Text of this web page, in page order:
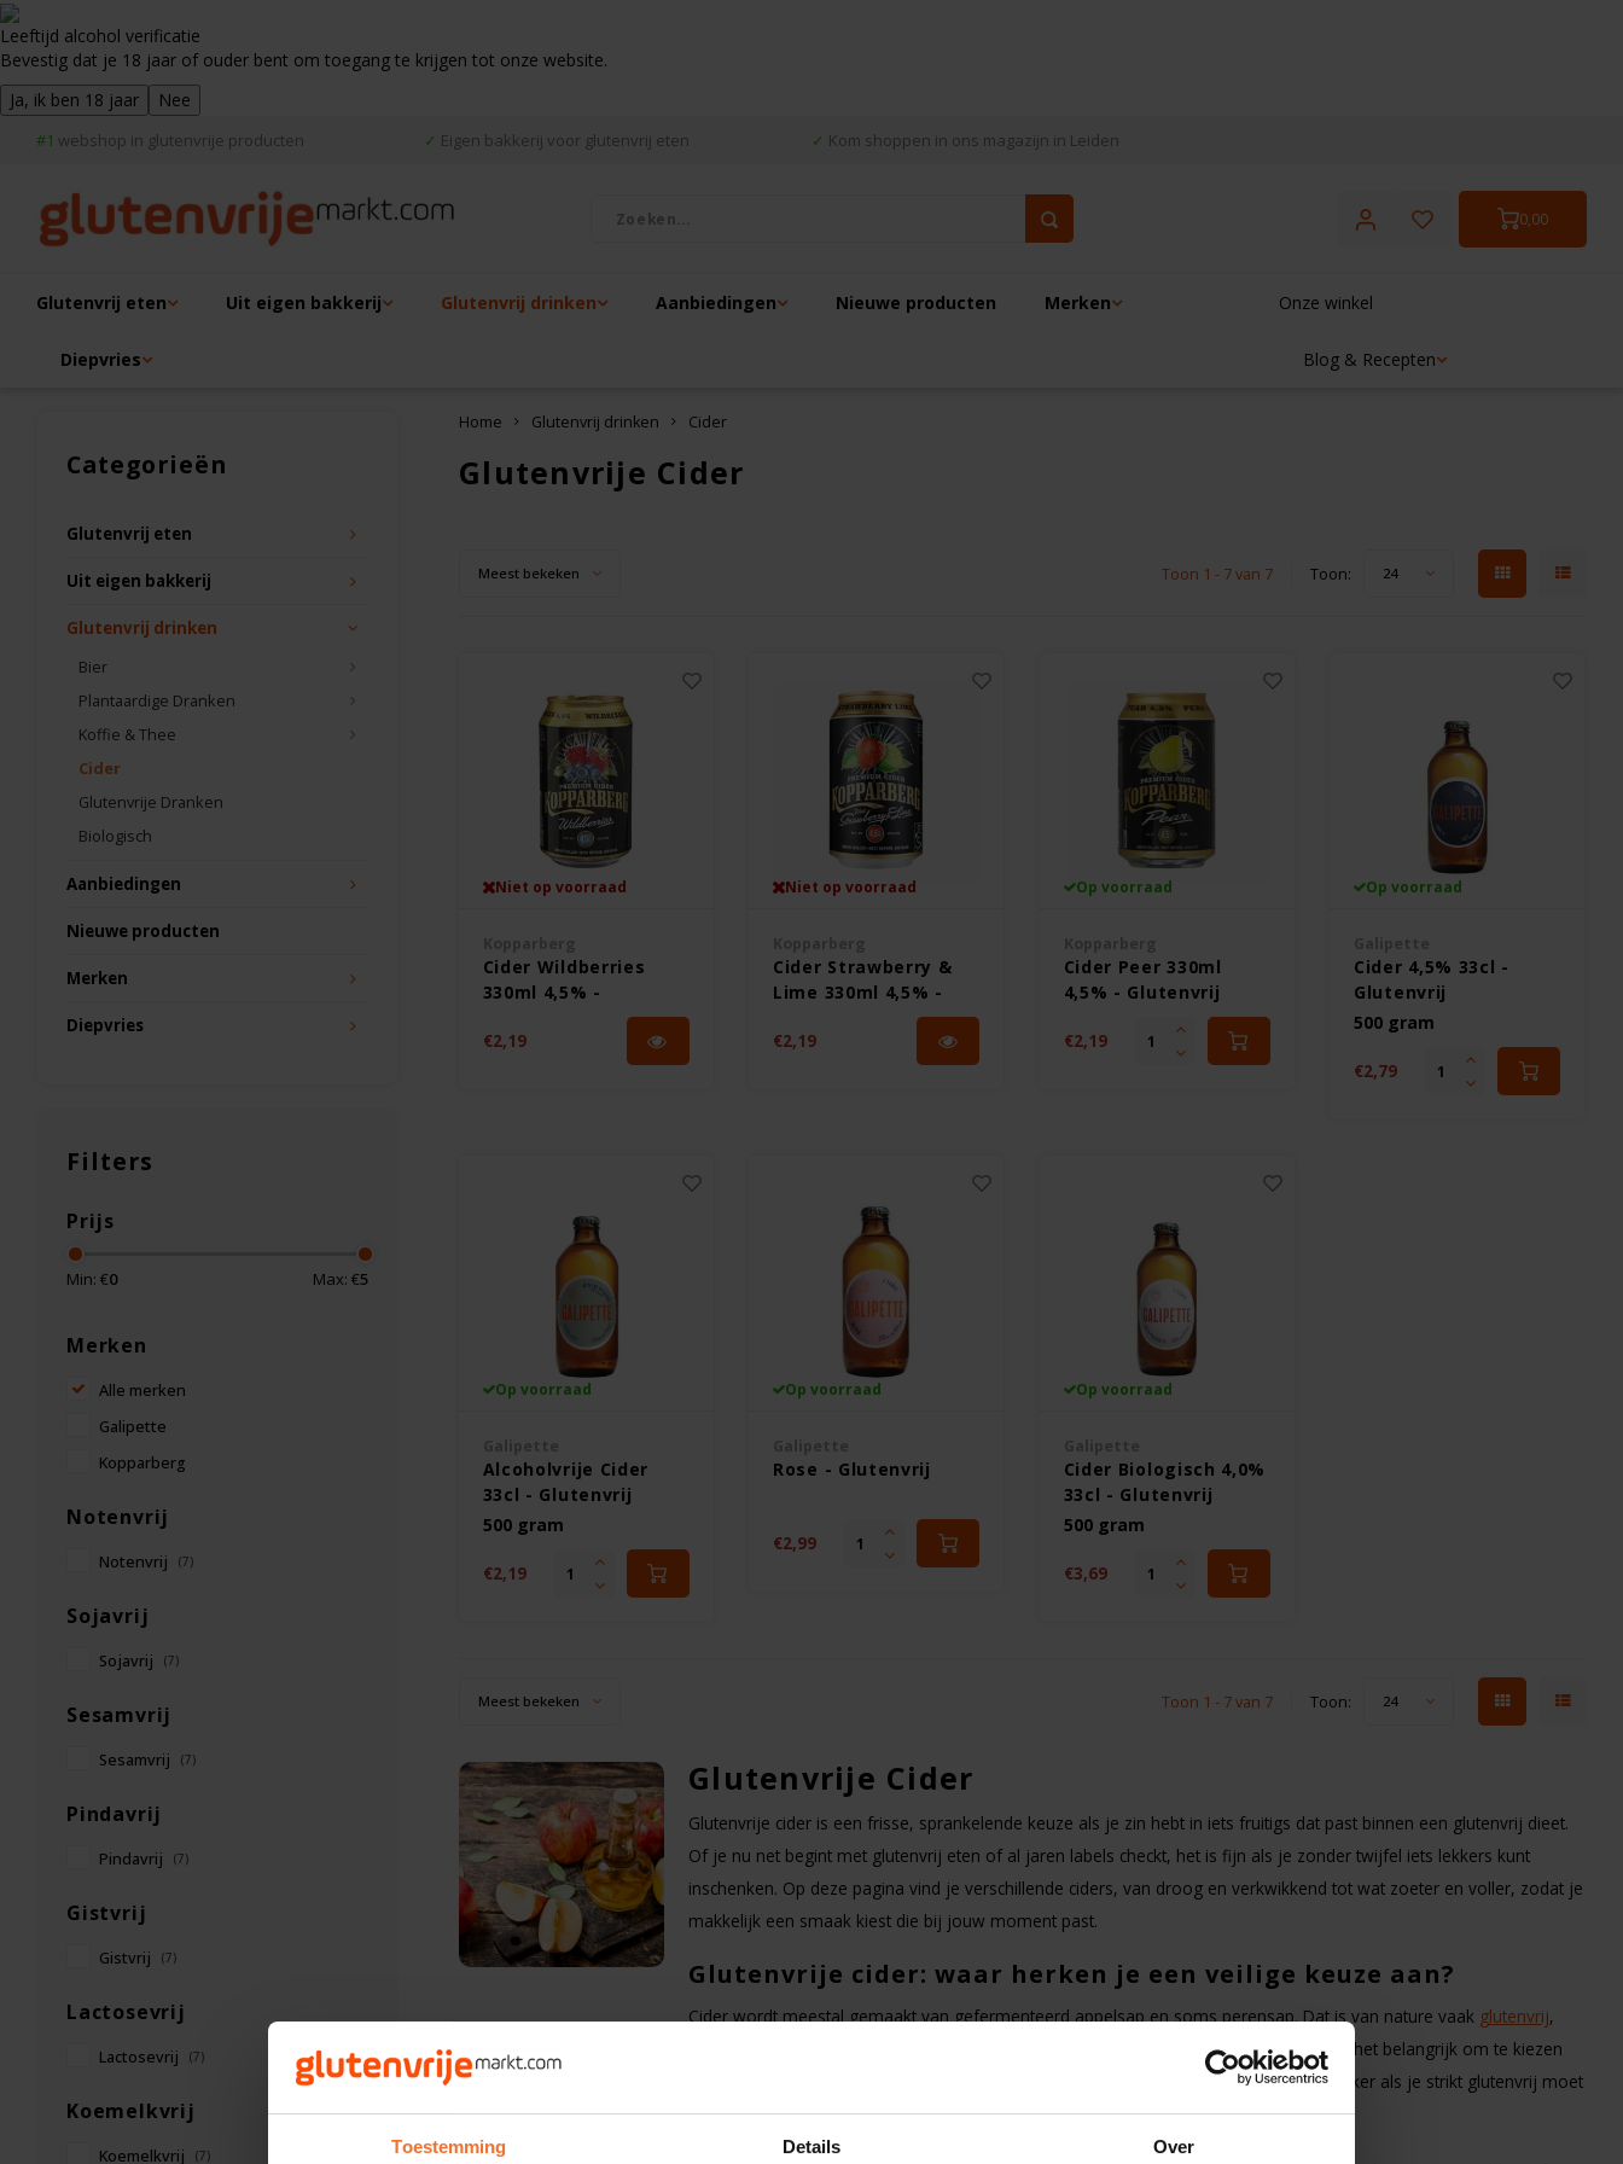
Toestemming Details Over
Leeftijd alcohol verificatie
Bevestig dat je 18 jaar of ouder bent om toegang te krijgen tot onze website.
Ja, ik ben 18 jaar
Nee
#1 webshop in glutenvrije producten ✓ Eigen bakkerij voor glutenvrij eten ✓ Kom shoppen in ons magazijn in Leiden
0,00
Glutenvrij eten Uit eigen bakkerij Glutenvrij drinken Aanbiedingen Nieuwe producten Merken
Diepvries
Onze winkel
Blog & Recepten
Categorieën
Glutenvrij eten
Uit eigen bakkerij
Glutenvrij drinken
Bier
Plantaardige Dranken
Koffie & Thee
Cider
Glutenvrije Dranken
Biologisch
Aanbiedingen
Nieuwe producten
Merken
Diepvries
Filters
Prijs
Min: €0 Max: €5
Merken
Alle merken
Galipette
Kopparberg
Notenvrij
Notenvrij (7)
Sojavrij
Sojavrij (7)
Sesamvrij
Sesamvrij (7)
Pindavrij
Pindavrij (7)
Gistvrij
Gistvrij (7)
Lactosevrij
Lactosevrij (7)
Koemelkvrij
Koemelkvrij (7)
Home Glutenvrij drinken Cider
Glutenvrije Cider
Meest bekeken Toon 1 - 7 van 7 Toon: 24
Niet op voorraad
Cider Wildberries
330ml 4,5% -
€2,19
Niet op voorraad
Cider Strawberry &
Lime 330ml 4,5% -
€2,19
Op voorraad
Cider Peer 330ml
4,5% - Glutenvrij
€2,19
Op voorraad
Cider 4,5% 33cl -
Glutenvrij
500 gram
€2,79
Op voorraad
Alcoholvrije Cider
33cl - Glutenvrij
500 gram
€2,19
Op voorraad
Rose - Glutenvrij
€2,99
Op voorraad
Cider Biologisch 4,0%
33cl - Glutenvrij
500 gram
€3,69
Meest bekeken Toon 1 - 7 van 7 Toon: 24
Glutenvrije Cider
Glutenvrije cider is een frisse, sprankelende keuze als je zin hebt in iets fruitigs dat past binnen een glutenvrij dieet.
Of je nu net begint met glutenvrij eten of al jaren labels checkt, het is fijn als je zonder twijfel iets lekkers kunt
inschenken. Op deze pagina vind je verschillende ciders, van droog en verkwikkend tot wat zoeter en voller, zodat je
makkelijk een smaak kiest die bij jouw moment past.
Glutenvrije cider: waar herken je een veilige keuze aan?
Cider wordt meestal gemaakt van gefermenteerd appelsap en soms perensap. Dat is van nature vaak glutenvrij,
maar in de praktijk kunnen ingrediënten of processen per merk verschillen. Daarom is het belangrijk om te kiezen
voor een cider met duidelijke allergeneninformatie en een heldere ingrediëntenlijst, zeker als je strikt glutenvrij moet
eten.